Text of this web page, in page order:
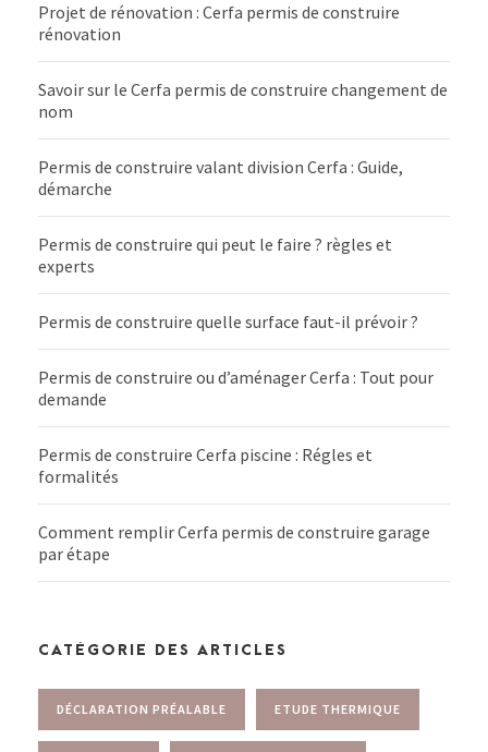
Projet de rénovation : Cerfa permis de construire
rénovation
Savoir sur le Cerfa permis de construire changement de
nom
Permis de construire valant division Cerfa : Guide,
démarche
Permis de construire qui peut le faire ? règles et
experts
Permis de construire quelle surface faut-il prévoir ?
Permis de construire ou d’aménager Cerfa : Tout pour
demande
Permis de construire Cerfa piscine : Régles et
formalités
Comment remplir Cerfa permis de construire garage
par étape
CATÉGORIE DES ARTICLES
DÉCLARATION PRÉALABLE ETUDE THERMIQUE